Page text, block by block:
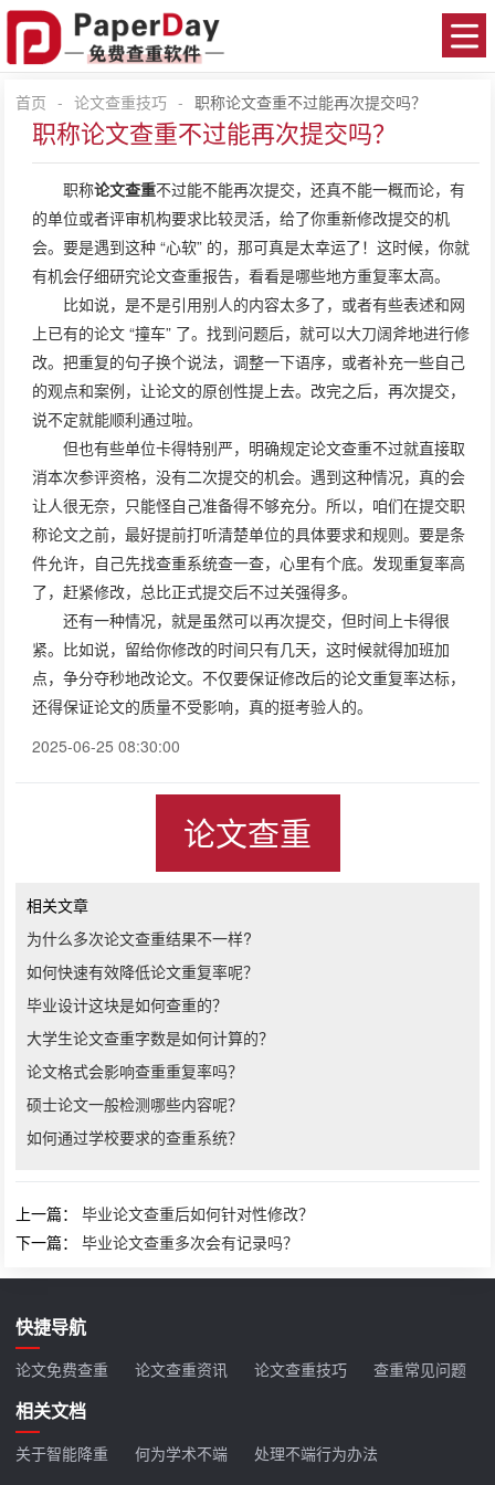
首页 - 论文查重技巧 - 职称论文查重不过能再次提交吗？
职称论文查重不过能再次提交吗？
职称论文查重不过能不能再次提交，还真不能一概而论，有
的单位或者评审机构要求比较灵活，给了你重新修改提交的机
会。要是遇到这种 “心软” 的，那可真是太幸运了！这时候，你就
有机会仔细研究论文查重报告，看看是哪些地方重复率太高。
比如说，是不是引用别人的内容太多了，或者有些表述和网
上已有的论文 “撞车” 了。找到问题后，就可以大刀阔斧地进行修
改。把重复的句子换个说法，调整一下语序，或者补充一些自己
的观点和案例，让论文的原创性提上去。改完之后，再次提交，
说不定就能顺利通过啦。
但也有些单位卡得特别严，明确规定论文查重不过就直接取
消本次参评资格，没有二次提交的机会。遇到这种情况，真的会
让人很无奈，只能怪自己准备得不够充分。所以，咱们在提交职
称论文之前，最好提前打听清楚单位的具体要求和规则。要是条
件允许，自己先找查重系统查一查，心里有个底。发现重复率高
了，赶紧修改，总比正式提交后不过关强得多。
还有一种情况，就是虽然可以再次提交，但时间上卡得很
紧。比如说，留给你修改的时间只有几天，这时候就得加班加
点，争分夺秒地改论文。不仅要保证修改后的论文重复率达标，
还得保证论文的质量不受影响，真的挺考验人的。
2025-06-25 08:30:00
论文查重
相关文章
为什么多次论文查重结果不一样?
如何快速有效降低论文重复率呢？
毕业设计这块是如何查重的？
大学生论文查重字数是如何计算的？
论文格式会影响查重重复率吗？
硕士论文一般检测哪些内容呢？
如何通过学校要求的查重系统？
上一篇：毕业论文查重后如何针对性修改？
下一篇：毕业论文查重多次会有记录吗？
快捷导航
论文免费查重 论文查重资讯 论文查重技巧 查重常见问题
相关文档
关于智能降重 何为学术不端 处理不端行为办法